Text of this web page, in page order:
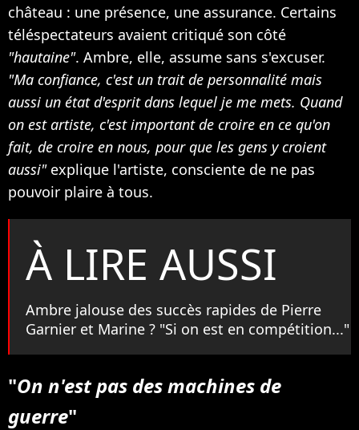
château : une présence, une assurance. Certains
téléspectateurs avaient critiqué son côté
"hautaine". Ambre, elle, assume sans s'excuser.
"Ma confiance, c'est un trait de personnalité mais
aussi un état d'esprit dans lequel je me mets. Quand
on est artiste, c'est important de croire en ce qu'on
fait, de croire en nous, pour que les gens y croient
aussi" explique l'artiste, consciente de ne pas
pouvoir plaire à tous.
À LIRE AUSSI
Ambre jalouse des succès rapides de Pierre
Garnier et Marine ? "Si on est en compétition..."
"On n'est pas des machines de
guerre"